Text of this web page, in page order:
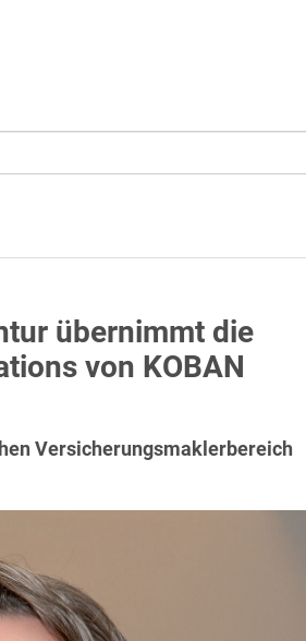
übernimmt die
von KOBAN
Versicherungsmaklerbereich